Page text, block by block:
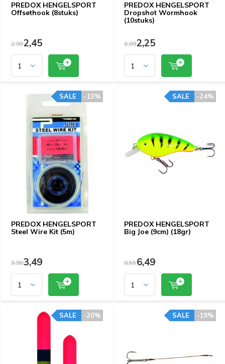
PREDOX HENGELSPORT
Offsethook (8stuks)
2,992,45
PREDOX HENGELSPORT
Dropshot Wormhook
(10stuks)
3,092,25
PREDOX HENGELSPORT
Steel Wire Kit (5m)
-13%
SALE
3,993,49
PREDOX HENGELSPORT
Big Joe (9cm) (18gr)
-24%
SALE
8,556,49
-20%
SALE -19%
SALE